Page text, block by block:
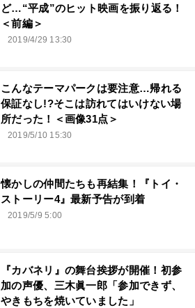
ど…“平成”のヒット映画を振り返る！
＜前編＞
2019/4/29 13:30
こんなテーマパークは要注意…帰れる
保証なし!?そこは訪れてはいけない場
所だった！＜画像31点＞
2019/5/10 15:30
懐かしの仲間たちも再結集！『トイ・
ストーリー4』最新予告が到着
2019/5/9 5:00
『カバネリ』の舞台挨拶が開催！初参
加の声優、三⽊眞⼀郎「参加できず、
やきもちを焼いていました」